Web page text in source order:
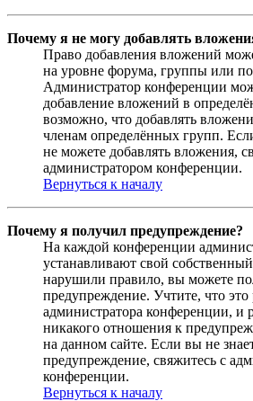
Почему я не могу добавлять
Право добавления вложений
на уровне форума, группы или
Администратор конференции
добавление вложений в
возможно, что добавлять
членам определённых групп.
не можете добавлять вложения,
администратором конференции.
Вернуться к началу
Почему я получил предупреждение?
На каждой конференции
устанавливают свой
нарушили правило, вы можете
предупреждение. Учтите, что
администратора конференции, и
никакого отношения к
на данном сайте. Если вы не
предупреждение, свяжитесь с
конференции.
Вернуться к началу